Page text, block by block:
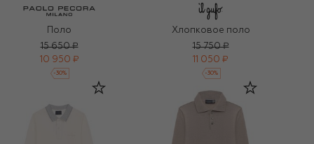
Поло
15 650 ₽
10 950 ₽
-30%
Хлопковое поло
15 750 ₽
11 050 ₽
-30%